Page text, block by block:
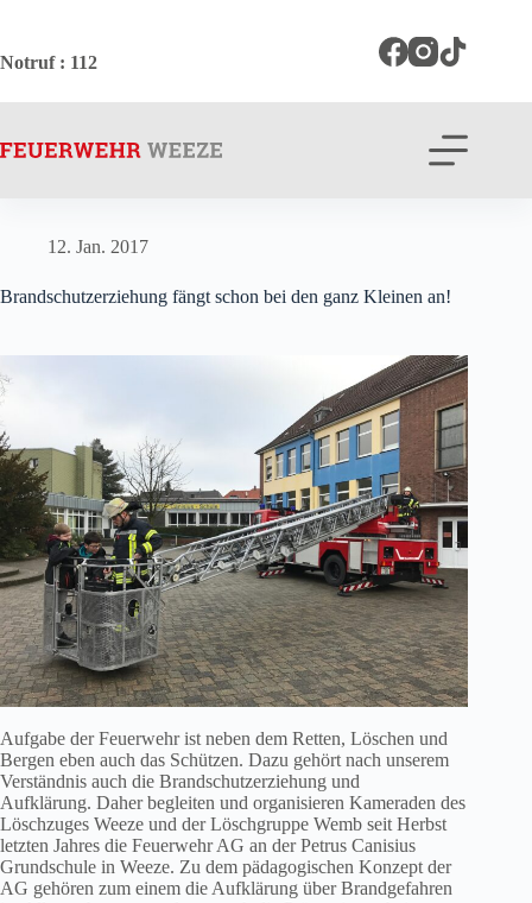
springen
Notruf: 112
12. Jan. 2017
Brandschutzerziehung fängt schon bei den ganz Kleinen an!
Aufgabe der Feuerwehr ist neben dem Retten, Löschen und
Bergen eben auch das Schützen. Dazu gehört nach unserem
Verständnis auch die Brandschutzerziehung und
Aufklärung. Daher begleiten und organisieren Kameraden des
Löschzuges Weeze und der Löschgruppe Wemb seit Herbst
letzten Jahres die Feuerwehr AG an der Petrus Canisius
Grundschule in Weeze. Zu dem pädagogischen Konzept der
AG gehören zum einem die Aufklärung über Brandgefahren